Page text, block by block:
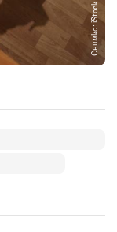
Снимка: iStock